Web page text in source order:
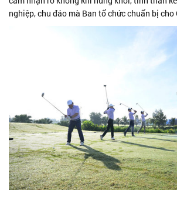
nghiệp, chu đáo mà Ban tổ chức chuẩn bị